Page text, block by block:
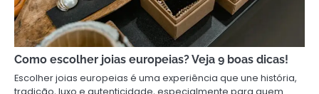
Como escolher joias europeias? Veja 9 boas dicas!
Escolher joias europeias é uma experiência que une história,